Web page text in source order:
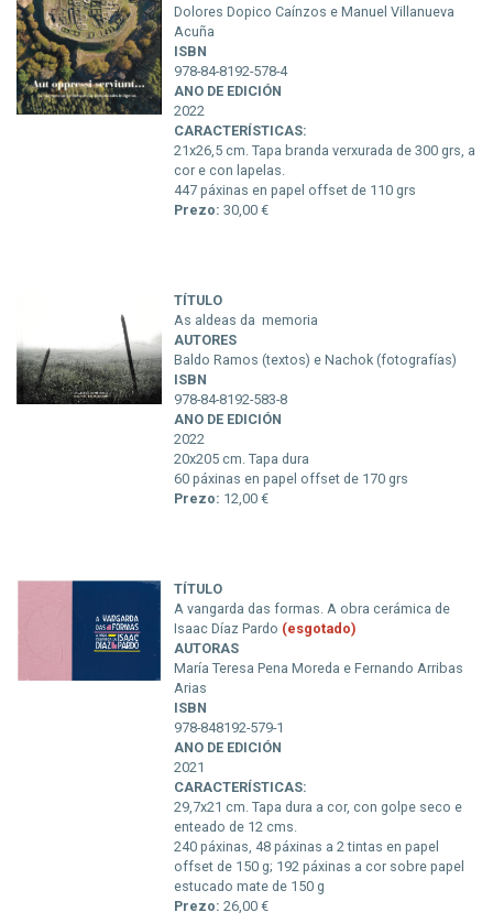
Dolores Dopico Caínzos e Manuel Villanueva
Acuña
ISBN
978-84-8192-578-4
ANO DE EDICIÓN
2022
CARACTERÍSTICAS:
21x26,5 cm. Tapa branda verxurada de 300 grs, a
cor e con lapelas.
447 páxinas en papel offset de 110 grs
Prezo:30,00 €
TÍTULO
As aldeas da memoria
AUTORES
Baldo Ramos (textos) e Nachok (fotografías)
ISBN
978-84-8192-583-8
ANO DE EDICIÓN
2022
20x205 cm. Tapa dura
60 páxinas en papel offset de 170 grs
Prezo: 12,00 €
TÍTULO
A vangarda das formas. A obra cerámica de
Isaac Díaz Pardo (esgotado)
AUTORAS
María Teresa Pena Moreda e Fernando Arribas
Arias
ISBN
978-848192-579-1
ANO DE EDICIÓN
2021
CARACTERÍSTICAS:
29,7x21 cm. Tapa dura a cor, con golpe seco e
enteado de 12 cms.
240 páxinas, 48 páxinas a 2 tintas en papel
offset de 150 g; 192 páxinas a cor sobre papel
estucado mate de 150 g
Prezo:26,00 €